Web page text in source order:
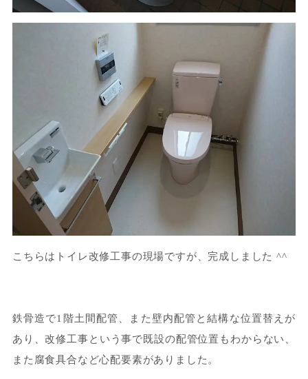
こちらはトイレ改修工事の現場ですが、完成しました ^^
鉄骨造で1階土間配管、また壁内配管と結構な位置替えが
あり、改修工事という事で既設の配管位置もわからない、
また腐食具合など心配要素がありました。